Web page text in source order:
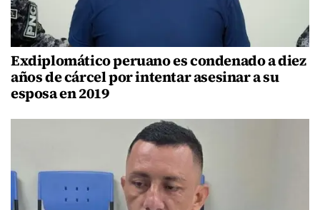
Exdiplomático peruano es condenado a diez
años de cárcel por intentar asesinar a su
esposa en 2019